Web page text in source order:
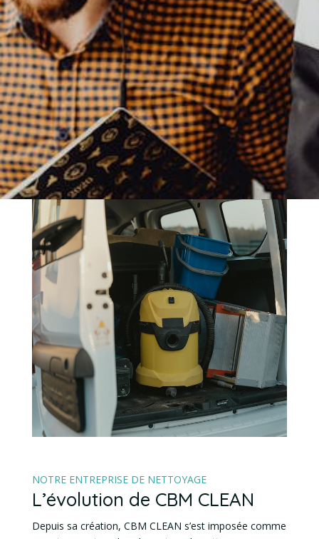
NOTRE ENTREPRISE DE NETTOYAGE
L’évolution de CBM CLEAN
Depuis sa création, CBM CLEAN s’est imposée comme